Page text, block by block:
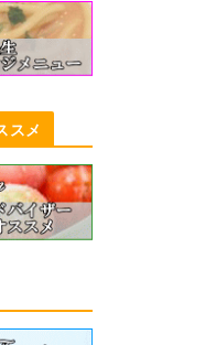
3号）で冷
凍＆加工食
スメ